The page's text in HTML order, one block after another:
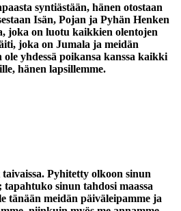
syntiästään, hänen otostaan
Isän, Pojan ja Pyhän Henken
joka on luotu kaikkien olentojen
joka on Jumala ja meidän
yhdessä poikansa kanssa kaikki
hänen lapsillemme.
Pyhitetty olkoon sinun
sinun tahdosi maassa
tänään meidän päiväleipamme ja